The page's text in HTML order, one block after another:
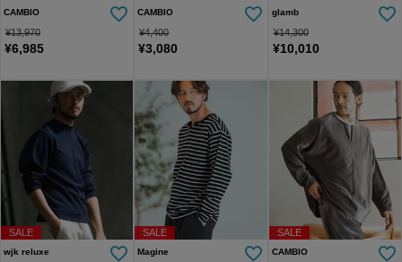
CAMBIO
¥13,970
¥6,985
CAMBIO
¥4,400
¥3,080
glamb
¥14,300
¥10,010
SALE
wjk reluxe
SALE
Magine
SALE
CAMBIO